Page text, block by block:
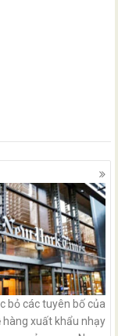
bỏ các tuyên bố của
hàng xuất khẩu nhạy